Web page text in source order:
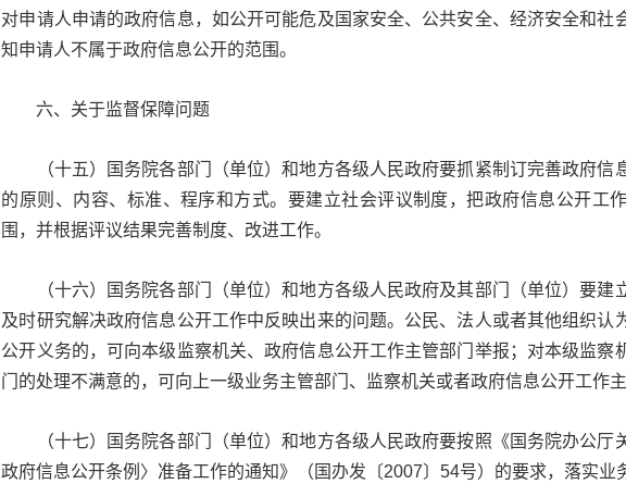
对申请人申请的政府信息，如公开可能危及国家安全、公共安全、经济安全和社
知申请人不属于政府信息公开的范围。
六、关于监督保障问题
（十五）国务院各部门（单位）和地方各级人民政府要抓紧制订完善政府信
的原则、内容、标准、程序和方式。要建立社会评议制度，把政府信息公开工
围，并根据评议结果完善制度、改进工作。
（十六）国务院各部门（单位）和地方各级人民政府及其部门（单位）要建
及时研究解决政府信息公开工作中反映出来的问题。公民、法人或者其他组织认
公开义务的，可向本级监察机关、政府信息公开工作主管部门举报；对本级监察
门的处理不满意的，可向上一级业务主管部门、监察机关或者政府信息公开工作主
（十七）国务院各部门（单位）和地方各级人民政府要按照《国务院办公厅
政府信息公开条例〉准备工作的通知》（国办发〔2007〕54号）的要求，落实业